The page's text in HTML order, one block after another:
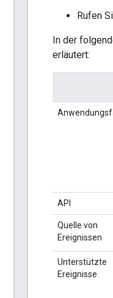
Rufen
In der
erläutert:
API
Quelle von
Ereignissen
Unterstützte
Ereignisse